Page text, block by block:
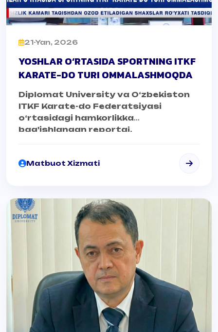
21-Yan, 2026
YOSHLAR O‘RTASIDA SPORTNING ITKF
KARATE-DO TURI OMMALASHMOQDA
Diplomat University va O‘zbekiston
ITKF Karate-do Federatsiyasi
o‘rtasidagi hamkorlikka
bag'ishlangan reportaj.
Matbuot Xizmati